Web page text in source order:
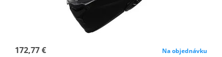
172,77 € Na objednávku